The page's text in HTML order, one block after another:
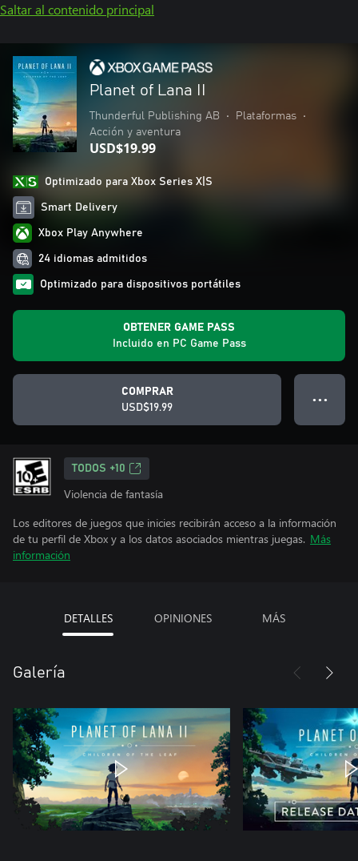
Saltar al contenido principal
Planet of Lana II
Thunderful Publishing AB • Plataformas
•
Acción y aventura
USD$19.99
Optimizado para Xbox Series X|S
Smart Delivery
Xbox Play Anywhere
24 idiomas admitidos
Optimizado para dispositivos portátiles
OBTENER GAME PASS
Incluido en PC Game Pass
COMPRAR
USD$19.99
● ● ●
TODOS +10
Violencia de fantasía
Los editores de juegos que inicies recibirán acceso a la información
de tu perfil de Xbox y a los datos asociados mientras juegas. Más
información
DETALLES OPINIONES MÁS
Galería